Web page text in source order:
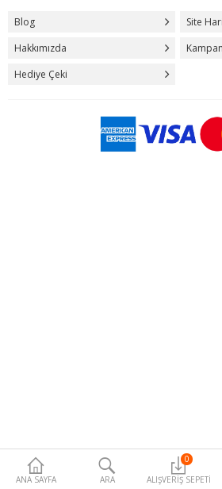
BLOG
ANA SAYFA ARA
0
ALIŞVERIŞ SEPETI
Blog
Site
Hakkımızda
Hediye Çeki